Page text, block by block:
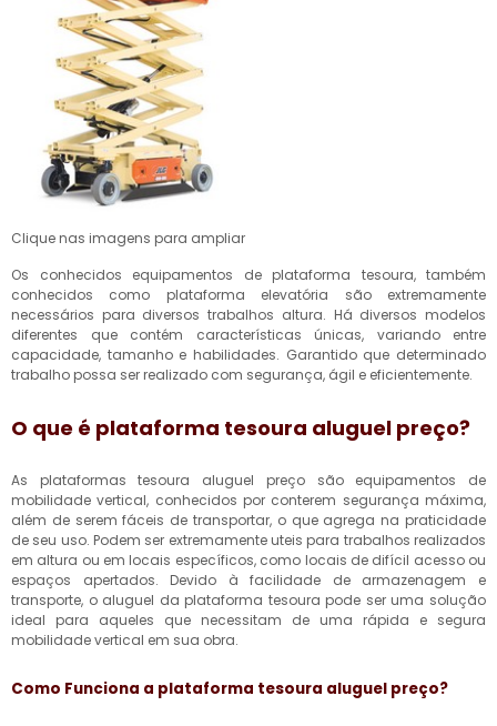
Clique nas imagens para ampliar
Os conhecidos equipamentos de plataforma tesoura, também
conhecidos como plataforma elevatória são extremamente
necessários para diversos trabalhos altura. Há diversos modelos
diferentes que contém características únicas, variando entre
capacidade, tamanho e habilidades. Garantido que determinado
trabalho possa ser realizado com segurança, ágil e eficientemente.
O que é plataforma tesoura aluguel preço?
As plataformas tesoura aluguel preço são equipamentos de
mobilidade vertical, conhecidos por conterem segurança máxima,
além de serem fáceis de transportar, o que agrega na praticidade
de seu uso. Podem ser extremamente uteis para trabalhos realizados
em altura ou em locais específicos, como locais de difícil acesso ou
espaços apertados. Devido à facilidade de armazenagem e
transporte, o aluguel da plataforma tesoura pode ser uma solução
ideal para aqueles que necessitam de uma rápida e segura
mobilidade vertical em sua obra.
Como Funciona a plataforma tesoura aluguel preço?